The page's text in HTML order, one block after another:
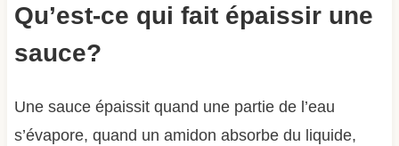
Qu’est-ce qui fait épaissir une
sauce?
Une sauce épaissit quand une partie de l’eau
s’évapore, quand un amidon absorbe du liquide,